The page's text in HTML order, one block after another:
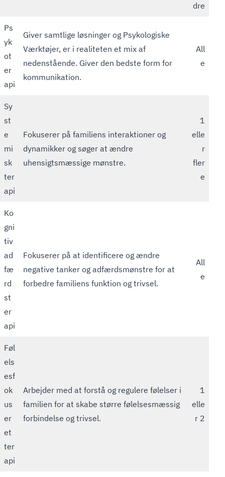
dre
Ps
yk
ot
er
api
Giver samtlige løsninger og Psykologiske
Værktøjer, er i realiteten et mix af
nedenstående. Giver den bedste form for
kommunikation.
All
e
Sy
st
e
mi
sk
ter
api
Fokuserer på familiens interaktioner og
dynamikker og søger at ændre
uhensigtsmæssige mønstre.
1
elle
r
fler
e
Ko
gni
tiv
ad
fæ
rd
st
er
api
Fokuserer på at identificere og ændre
negative tanker og adfærdsmønstre for at
forbedre familiens funktion og trivsel.
All
e
Føl
els
esf
ok
us
er
et
ter
api
Arbejder med at forstå og regulere følelser i
familien for at skabe større følelsesmæssig
forbindelse og trivsel.
1
elle
r 2